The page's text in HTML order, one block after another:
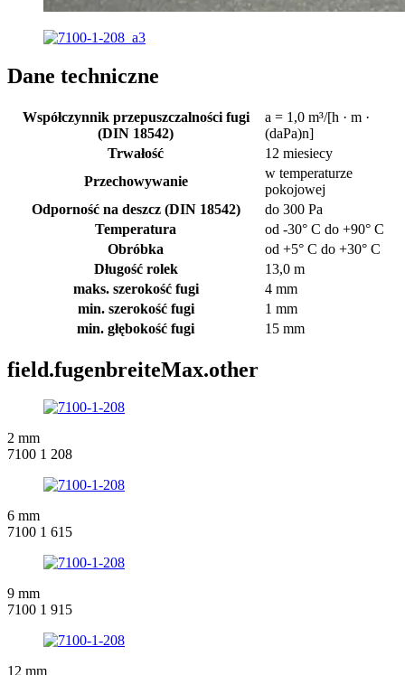
Dane techniczne
Współczynnik przepuszczalności fugi
(DIN 18542)
a = 1,0 m³/[h · m ·
(daPa)n]
Trwałość
12 miesiecy
Przechowywanie
w temperaturze
pokojowej
Odporność na deszcz (DIN 18542)
do 300 Pa
Temperatura
od -30° C do +90° C
Obróbka
od +5° C do +30° C
Długość rolek
13,0 m
maks. szerokość fugi
4 mm
min. szerokość fugi
1 mm
min. głębokość fugi
15 mm
field.fugenbreiteMax.other
2 mm
7100 1 208
6 mm
7100 1 615
9 mm
7100 1 915
12 mm